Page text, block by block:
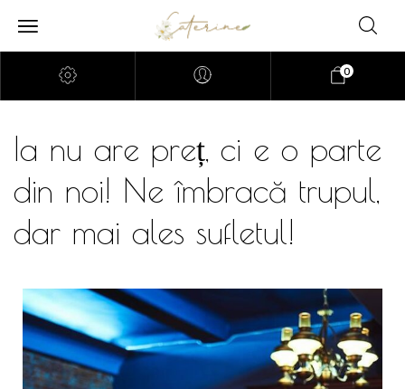
0
Ia nu are preț, ci e o parte
din noi! Ne îmbracă trupul,
dar mai ales sufletul!